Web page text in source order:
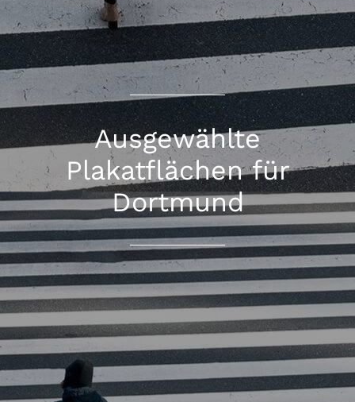
Ausgewählte
Plakatflächen für
Dortmund